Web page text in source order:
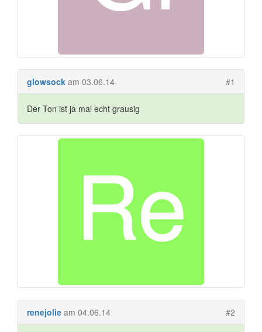
glowsock am 03.06.14 #1
Der Ton ist ja mal echt grausig
renejolie am 04.06.14 #2